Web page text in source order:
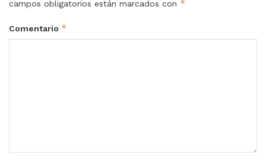
campos obligatorios están marcados con *
Comentario *